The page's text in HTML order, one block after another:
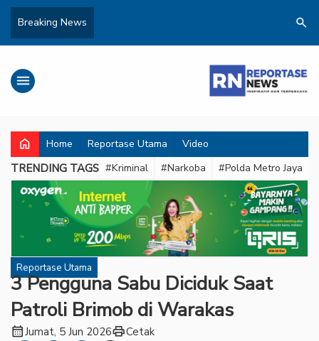
Breaking News search
menu
home Home Reportase Utama Video
TRENDING TAGS #Kriminal #Narkoba #Polda Metro Jaya
Reportase Utama
‎3 Pengguna Sabu Diciduk Saat
Patroli Brimob di Warakas
calendar_monthJumat, 5 Jun 2026printCetak